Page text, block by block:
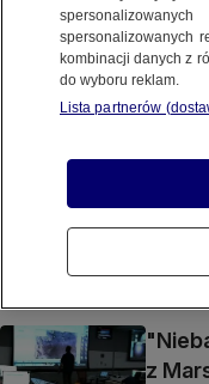
"To
i
ŚWIAT
z
spersonalizowanych
kombinacji danych z
do wyboru reklam.
Lista partnerów